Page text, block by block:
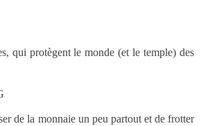
qui protègent le monde (et le temple) des
de la monnaie un peu partout et de frotter